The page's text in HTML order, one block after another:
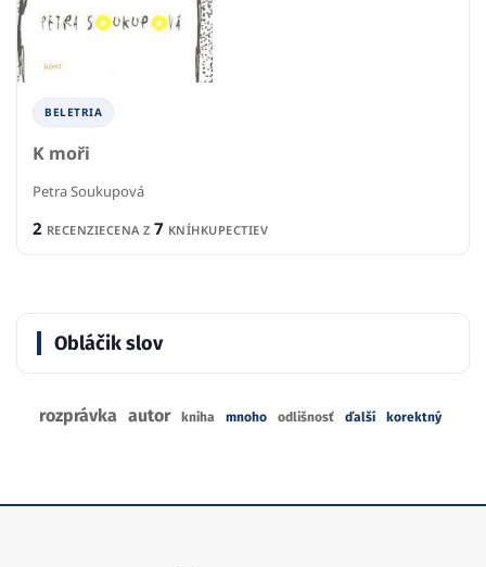
BELETRIA
K moři
Petra Soukupová
2 RECENZIECENA Z 7 KNÍHKUPECTIEV
Obláčik slov
rozprávka autor kniha mnoho odlišnosť ďalší korektný